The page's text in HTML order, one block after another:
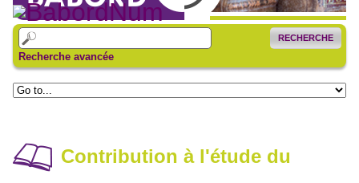
RECHERCHE
Recherche avancée
Contribution à l'étude du